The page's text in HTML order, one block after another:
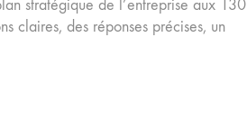
stratégique de l’entreprise aux 130
claires, des réponses précises, un